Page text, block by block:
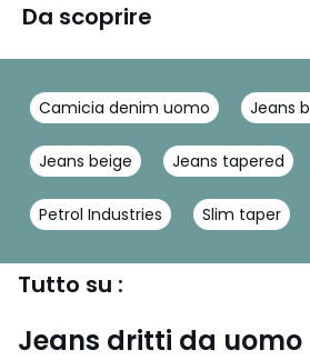
Da scoprire
Camicia denim uomo Jeans
Jeans beige Jeans tapered
Petrol Industries Slim taper
Tutto su :
Jeans dritti da uomo